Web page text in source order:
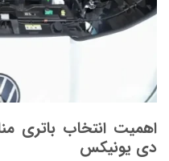
اهمیت انتخاب باتری
دی یونیکس